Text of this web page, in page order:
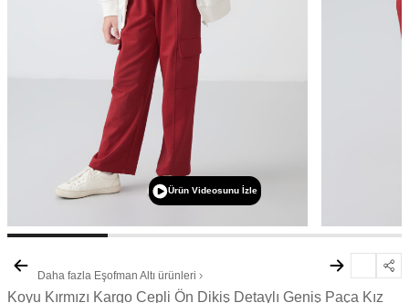
Ürün Videosunu İzle
Daha fazla Eşofman Altı ürünleri
Koyu Kırmızı Kargo Cepli Ön Dikiş Detaylı Geniş Paça Kız